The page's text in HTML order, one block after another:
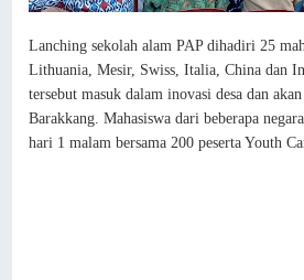
Lanching sekolah alam PAP dihadiri 25
Lithuania, Mesir, Swiss, Italia, China dan
tersebut masuk dalam inovasi desa dan
Barakkang. Mahasiswa dari beberapa
hari 1 malam bersama 200 peserta Youth